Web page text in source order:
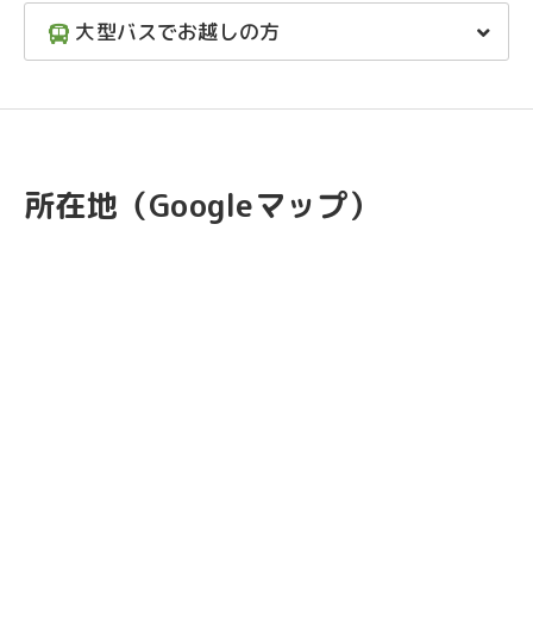
大型バスでお越しの方
所在地（Googleマップ）